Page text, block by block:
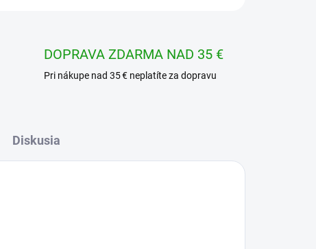
DOPRAVA ZDARMA NAD 35 €
Pri nákupe nad 35 € neplatíte za dopravu
Diskusia